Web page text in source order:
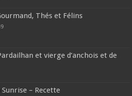
Thés et Félins
et vierge d’anchois et de
– Recette